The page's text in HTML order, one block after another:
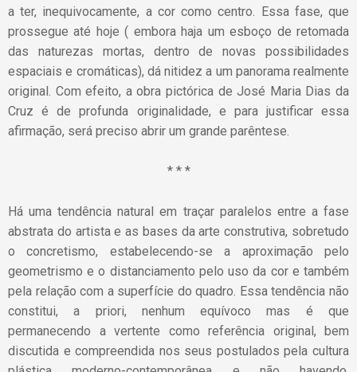
a ter, inequivocamente, a cor como centro. Essa fase, que
prossegue até hoje ( embora haja um esboço de retomada
das naturezas mortas, dentro de novas possibilidades
espaciais e cromáticas), dá nitidez a um panorama realmente
original. Com efeito, a obra pictórica de José Maria Dias da
Cruz é de profunda originalidade, e para justificar essa
afirmação, será preciso abrir um grande parêntese.
* * *
Há uma tendência natural em traçar paralelos entre a fase
abstrata do artista e as bases da arte construtiva, sobretudo
o concretismo, estabelecendo-se a aproximação pelo
geometrismo e o distanciamento pelo uso da cor e também
pela relação com a superfície do quadro. Essa tendência não
constitui, a priori, nenhum equívoco mas é que
permanecendo a vertente como referência original, bem
discutida e compreendida nos seus postulados pela cultura